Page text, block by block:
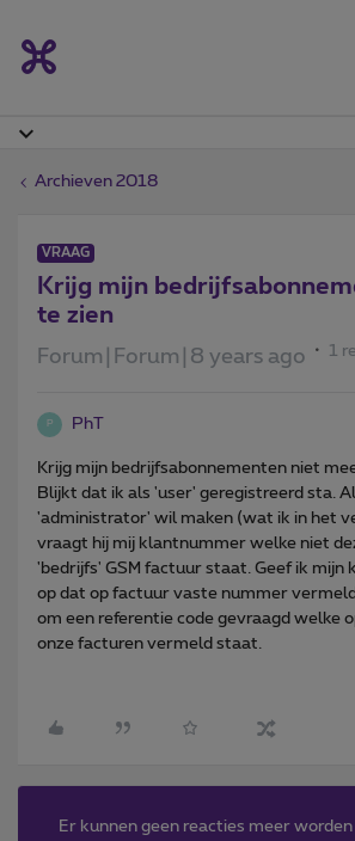
Archieven 2018
VRAAG
Krijg mijn
te zien
Forum|Forum|8 years ago 1
P PhT
Krijg mijn bedrijfsabonnementen niet
Blijkt dat ik als 'user' geregistreerd sta.
'administrator' wil maken (wat ik in het
vraagt hij mij klantnummer welke niet
'bedrijfs' GSM factuur staat. Geef ik mijn
op dat op factuur vaste nummer
om een referentie code gevraagd welke
onze facturen vermeld staat.
Er kunnen geen reacties meer